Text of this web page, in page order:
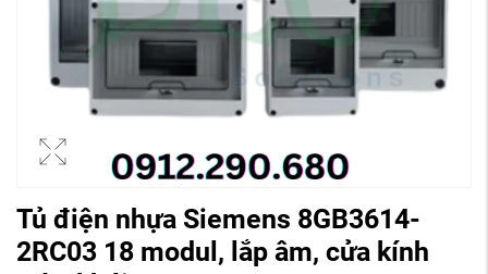
Tủ điện nhựa Siemens 8GB3614-
2RC03 18 modul, lắp âm, cửa kính